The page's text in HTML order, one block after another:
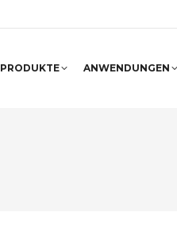
PRODUKTE ANWENDUNGEN